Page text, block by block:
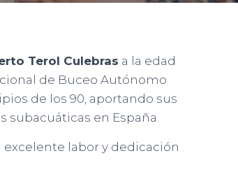
Terol Culebras a la edad
de Buceo Autónomo
de los 90, aportando sus
subacuáticas en España.
labor y dedicación